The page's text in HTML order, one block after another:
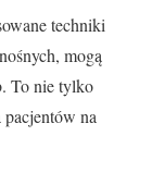
techniki
mogą
To nie tylko
pacjentów na